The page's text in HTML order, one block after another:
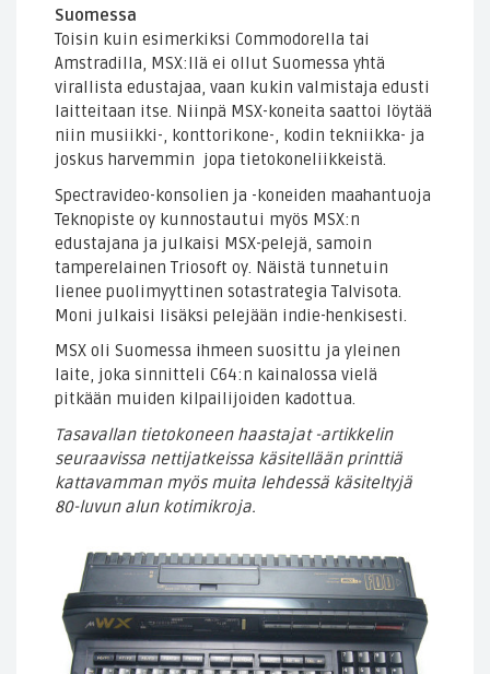
Suomessa
Toisin kuin esimerkiksi Commodorella tai
Amstradilla, MSX:llä ei ollut Suomessa yhtä
virallista edustajaa, vaan kukin valmistaja edusti
laitteitaan itse. Niinpä MSX-koneita saattoi löytää
niin musiikki-, konttorikone-, kodin tekniikka- ja
joskus harvemmin jopa tietokoneliikkeistä.
Spectravideo-konsolien ja -koneiden maahantuoja
Teknopiste oy kunnostautui myös MSX:n
edustajana ja julkaisi MSX-pelejä, samoin
tamperelainen Triosoft oy. Näistä tunnetuin
lienee puolimyyttinen sotastrategia Talvisota.
Moni julkaisi lisäksi pelejään indie-henkisesti.
MSX oli Suomessa ihmeen suosittu ja yleinen
laite, joka sinnitteli C64:n kainalossa vielä
pitkään muiden kilpailijoiden kadottua.
Tasavallan tietokoneen haastajat -artikkelin
seuraavissa nettijatkeissa käsitellään printtiä
kattavamman myös muita lehdessä käsiteltyjä
80-luvun alun kotimikroja.